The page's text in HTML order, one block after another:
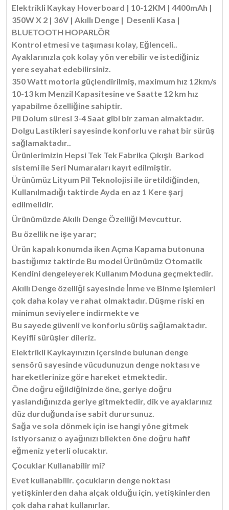
Elektrikli Kaykay Hoverboard | 10-12KM | 4400mAh |
350W X 2 | 36V | Akıllı Denge | Desenli Kasa |
BLUETOOTH HOPARLÖR
Kontrol etmesi ve taşıması kolay, Eğlenceli..
Ayaklarınızla çok kolay yön verebilir ve istediğiniz
yere seyahat edebilirsiniz.
350 Watt motorla güçlendirilmiş, maximum hız 12km/s
10-13 km Menzil Kapasitesine ve Saatte 12 km hız
yapabilme özelliğine sahiptir.
Pil Dolum süresi 3-4 Saat gibi bir zaman almaktadır.
Dolgu Lastikleri sayesinde konforlu ve rahat bir sürüş
sağlamaktadır..
Ürünlerimizin Hepsi Tek Tek Fabrika Çıkışlı Barkod
sistemi ile Seri Numaraları kayıt edilmiştir.
Ürünümüz Lityum Pil Teknolojisi ile üretildiğinden,
Kullanılmadığı taktirde Ayda en az 1 Kere şarj
edilmelidir.
Ürünümüzde Akıllı Denge Özelliği Mevcuttur.
Bu özellik ne işe yarar;
Ürün kapalı konumda iken Açma Kapama butonuna
bastığımız taktirde Bu model Ürünümüz Otomatik
Kendini dengeleyerek Kullanım Moduna geçmektedir.
Akıllı Denge özelliği sayesinde İnme ve Binme işlemleri
çok daha kolay ve rahat olmaktadır. Düşme riski en
minimun seviyelere indirmekte ve
Bu sayede güvenli ve konforlu sürüş sağlamaktadır.
Keyifli sürüşler dileriz.
Elektrikli Kaykayınızın içersinde bulunan denge
sensörü sayesinde vücudunuzun denge noktası ve
hareketlerinize göre hareket etmektedir.
Öne doğru eğildiğinizde öne, geriye doğru
yaslandığınızda geriye gitmektedir, dik ve ayaklarınız
düz durduğunda ise sabit durursunuz.
Sağa ve sola dönmek için ise hangi yöne gitmek
istiyorsanız o ayağınızı bilekten öne doğru hafif
eğmeniz yeterli olucaktır.
Çocuklar Kullanabilir mi?
Evet kullanabilir. çocukların denge noktası
yetişkinlerden daha alçak olduğu için, yetişkinlerden
çok daha rahat kullanırlar.